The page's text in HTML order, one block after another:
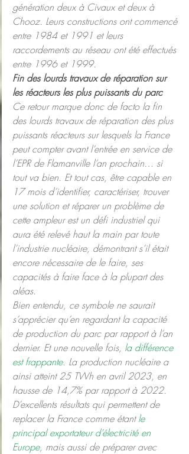
génération deux à Civaux et deux à
Chooz. Leurs constructions ont commencé
entre 1984 et 1991 et leurs
raccordements au réseau ont été effectués
entre 1996 et 1999.
Fin des lourds travaux de réparation sur
les réacteurs les plus puissants du parc
Ce retour marque donc de facto la fin
des lourds travaux de réparation des plus
puissants réacteurs sur lesquels la France
peut compter avant l’entrée en service de
l’EPR de Flamanville l’an prochain… si
tout va bien. Et tout cas, être capable en
17 mois d’identifier, caractériser, trouver
une solution et réparer un problème de
cette ampleur est un défi industriel qui
aura été relevé haut la main par toute
l’industrie nucléaire, démontrant s’il était
encore nécessaire de le faire, ses
capacités à faire face à la plupart des
aléas.
Bien entendu, ce symbole ne saurait
s’apprécier qu’en regardant la capacité
de production du parc par rapport à l’an
dernier. Et une nouvelle fois, la différence
est frappante. La production nucléaire a
ainsi atteint 25 TWh en avril 2023, en
hausse de 14,7% par rapport à 2022.
D’excellents résultats qui permettent de
replacer la France comme étant le
principal exportateur d’électricité en
Europe, mais aussi de préparer avec